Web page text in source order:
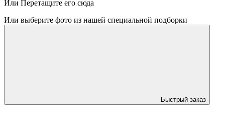
Или Перетащите его сюда
Или выберите фото из нашей специальной подборки
Быстрый заказ